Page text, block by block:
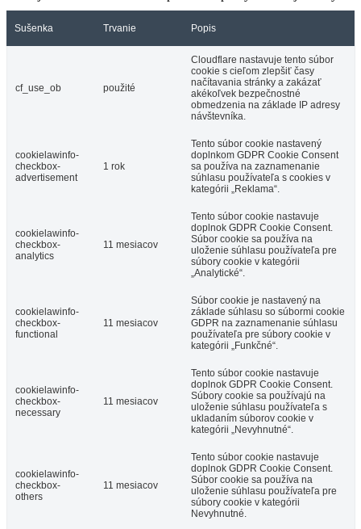
Sušenka Trvanie Popis
cf_use_ob použité
Cloudflare nastavuje tento súbor
cookie s cieľom zlepšiť časy
načítavania stránky a zakázať
akékoľvek bezpečnostné
obmedzenia na základe IP adresy
návštevníka.
cookielawinfo-
checkbox-
advertisement
1 rok
Tento súbor cookie nastavený
doplnkom GDPR Cookie Consent
sa používa na zaznamenanie
súhlasu používateľa s cookies v
kategórii „Reklama“.
cookielawinfo-
checkbox-
analytics
11 mesiacov
Tento súbor cookie nastavuje
doplnok GDPR Cookie Consent.
Súbor cookie sa používa na
uloženie súhlasu používateľa pre
súbory cookie v kategórii
„Analytické“.
cookielawinfo-
checkbox-
functional
11 mesiacov
Súbor cookie je nastavený na
základe súhlasu so súbormi cookie
GDPR na zaznamenanie súhlasu
používateľa pre súbory cookie v
kategórii „Funkčné“.
cookielawinfo-
checkbox-
necessary
11 mesiacov
Tento súbor cookie nastavuje
doplnok GDPR Cookie Consent.
Súbory cookie sa používajú na
uloženie súhlasu používateľa s
ukladaním súborov cookie v
kategórii „Nevyhnutné“.
cookielawinfo-
checkbox-
others
11 mesiacov
Tento súbor cookie nastavuje
doplnok GDPR Cookie Consent.
Súbor cookie sa používa na
uloženie súhlasu používateľa pre
súbory cookie v kategórii
Nevyhnutné.